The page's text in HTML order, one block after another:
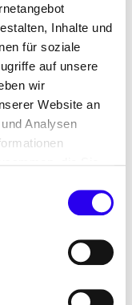
Inhalte und
für soziale
auf unsere
wir
Website an
Analysen
Award“
zeichnet die